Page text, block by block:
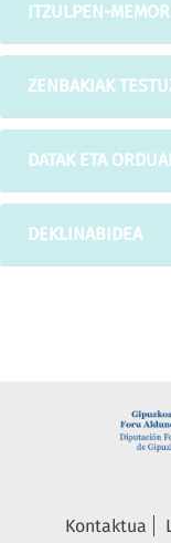
ITZULPEN-
ZENBAKIAK
DATAK ETA
DEKLINABIDEA
Kontaktua